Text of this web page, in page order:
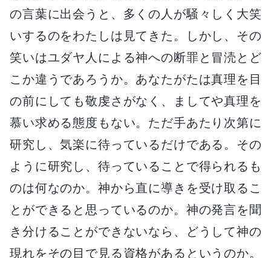
の言葉に出会うと、多くの人が騒々しく大笑
いするのをわたしは見てきた。しかし、その
笑いはユダヤ人による神への断罪と冒涜とど
こか違うであろうか。あなたがたは真理を目
の前にしても敬虔さがなく、ましてや真理を
慕い求める態度もない。ただ手あたり次第に
研究し、気楽に待っているだけである。その
ように研究し、待っていることで得られるも
のは何なのか。神から直に導きを受け取るこ
とができると思っているのか。神の発言を聞
き分けることができないなら、どうして神の
現れをその目で見る資格があるというのか。